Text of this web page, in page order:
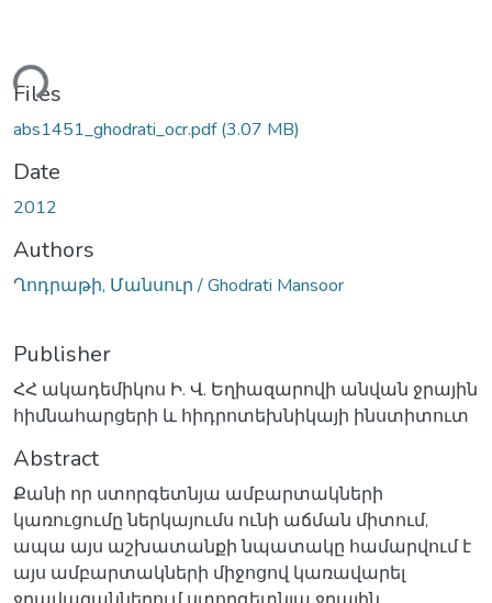
Files
abs1451_ghodrati_ocr.pdf(3.07 MB)
Date
2012
Authors
Ղոդրաթի, Մանսուր / Ghodrati Mansoor
Publisher
ՀՀ ակադեմիկոս Ի. Վ. Եղիազարովի անվան ջրային
հիմնահարցերի և հիդրոտեխնիկայի ինստիտուտ
Abstract
Քանի որ ստորգետնյա ամբարտակների
կառուցումը ներկայումս ունի աճման միտում,
ապա այս աշխատանքի նպատակը համարվում է
այս ամբարտակների միջոցով կառավարել